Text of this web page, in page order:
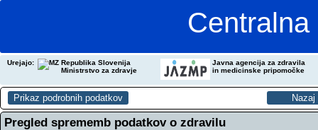
Urejajo:
Republika Slovenija
Ministrstvo za zdravje
Javna agencija za zdravila
in medicinske pripomočke
Pregled sprememb podatkov o zdravilu